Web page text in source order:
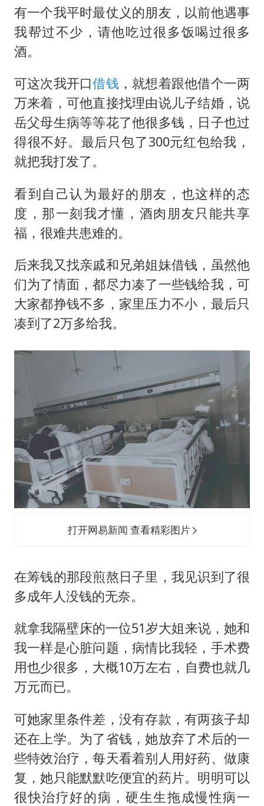
有一个我平时最仗义的朋友，以前他遇事
我帮过不少，请他吃过很多饭喝过很多
酒。
可这次我开口借钱 ，就想着跟他借个一两
万来着，可他直接找理由说儿子结婚，说
岳父母生病等等花了他很多钱，日子也过
得很不好。最后只包了300元红包给我，
就把我打发了。
看到自己认为最好的朋友，也这样的态
度，那一刻我才懂，酒肉朋友只能共享
福，很难共患难的。
后来我又找亲戚和兄弟姐妹借钱，虽然他
们为了情面，都尽力凑了一些钱给我，可
大家都挣钱不多，家里压力不小，最后只
凑到了2万多给我。
打开网易新闻 查看精彩图片
在筹钱的那段煎熬日子里，我见识到了很
多成年人没钱的无奈。
就拿我隔壁床的一位51岁大姐来说，她和
我一样是心脏问题，病情比我轻，手术费
用也少很多，大概10万左右，自费也就几
万元而已。
可她家里条件差，没有存款，有两孩子却
还在上学。为了省钱，她放弃了术后的一
些特效治疗，每天看着别人用好药、做康
复，她只能默默吃便宜的药片。明明可以
很快治疗好的病，硬生生拖成慢性病一